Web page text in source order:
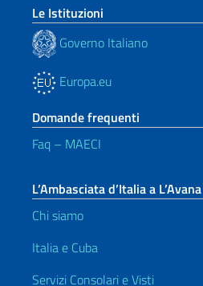
Le Istituzioni
Governo Italiano
Europa.eu
Domande frequenti
Faq – MAECI
L’Ambasciata d’Italia a L’Avana
Chi siamo
Italia e Cuba
Servizi Consolari e Visti